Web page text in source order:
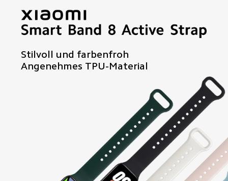
Stilvoll und farbenfroh
Angenehmes TPU-Material